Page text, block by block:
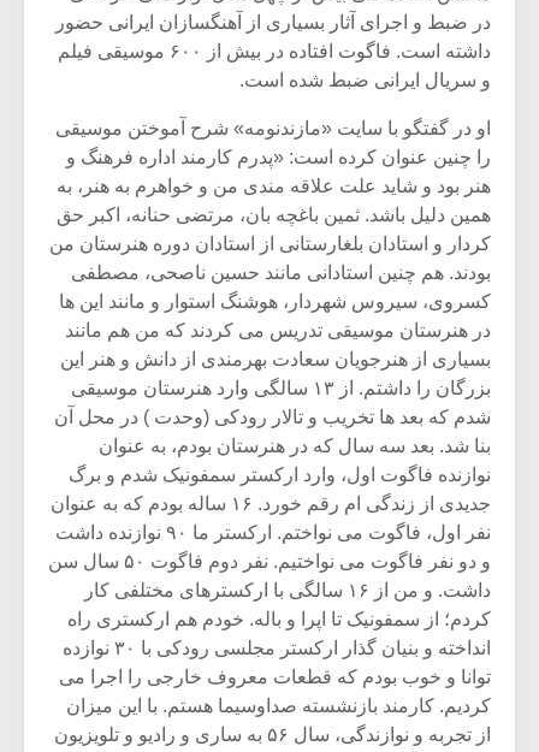
در ضبط و اجرای آثار بسیاری از آهنگسازان ایرانی حضور
داشته است. فاگوت افتاده در بیش از ۶۰۰ موسیقی فیلم
و سریال ایرانی ضبط شده است.
او در گفتگو با سایت «مازندنومه» شرح آموختن موسیقی
را چنین عنوان کرده است: «پدرم کارمند اداره فرهنگ و
هنر بود و شاید علت علاقه مندی من و خواهرم به هنر، به
همین دلیل باشد. ثمین باغچه بان، مرتضی حنانه، اکبر حق
کردار و استادان بلغارستانی از استادان دوره هنرستان من
بودند. هم چنین استادانی مانند حسین ناصحی، مصطفی
کسروی، سیروس شهردار، هوشنگ استوار و مانند این ها
در هنرستان موسیقی تدریس می کردند که من هم مانند
بسیاری از هنرجویان سعادت بهرمندی از دانش و هنر این
بزرگان را داشتم. از ۱۳ سالگی وارد هنرستان موسیقی
شدم که بعد ها تخریب و تالار رودکی (وحدت ) در محل آن
بنا شد. بعد سه سال که در هنرستان بودم، به عنوان
نوازنده فاگوت اول، وارد ارکستر سمفونیک شدم و برگ
جدیدی از زندگی ام رقم خورد. ۱۶ ساله بودم که به عنوان
نفر اول، فاگوت می نواختم. ارکستر ما ۹۰ نوازنده داشت
و دو نفر فاگوت می نواختیم. نفر دوم فاگوت ۵۰ سال سن
داشت. و من از ۱۶ سالگی با ارکسترهای مختلفی کار
کردم؛ از سمفونیک تا اپرا و باله. خودم هم ارکستری راه
انداخته و بنیان گذار ارکستر مجلسی رودکی با ۳۰ نوازده
توانا و خوب بودم که قطعات معروف خارجی را اجرا می
کردیم. کارمند بازنشسته صداوسیما هستم. با این میزان
از تجربه و نوازندگی، سال ۵۶ به ساری و رادیو و تلویزیون
متن فیلم «متری
شیش و نیم»
اگر نمی توانی
مشهورترین باشی،
بدنام ترین باش
موسیقی
موسیقی
برگزار
موسیقی